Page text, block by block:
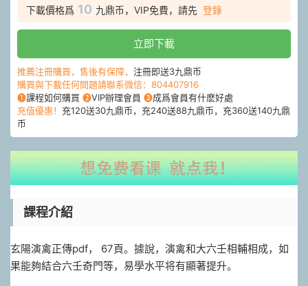
下載價格爲 10 九鼎币，VIP免費，請先 登錄
立即下載
推薦注冊購買，售後有保障， 注冊即送3九鼎币
購買與下載任何問題請聯系微信：804407916
❶課程如何購買 ❷VIP辦理會員 ❸成爲會員有什麽好處
充值優惠！ 充120送30九鼎币，充240送88九鼎币，充360送140九鼎
币
課程介紹
玄陽演禽正傳pdf， 67頁。據說，演禽和大六壬相輔相成，如
果能夠結合六壬奇門等，易學水平将有顯著提升。